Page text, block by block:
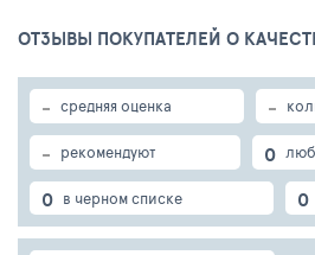
ОТЗЫВЫ ПОКУПАТЕЛЕЙ О
- средняя оценка -
- рекомендуют 0
0 в черном списке 0